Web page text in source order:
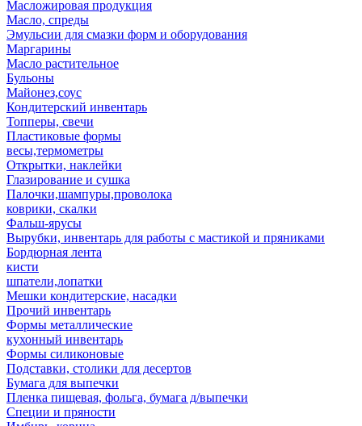
Масложировая продукция
Масло, спреды
Эмульсии для смазки форм и оборудования
Маргарины
Масло растительное
Бульоны
Майонез,соус
Кондитерский инвентарь
Топперы, свечи
Пластиковые формы
весы,термометры
Открытки, наклейки
Глазирование и сушка
Палочки,шампуры,проволока
коврики, скалки
Фальш-ярусы
Вырубки, инвентарь для работы с мастикой и пряниками
Бордюрная лента
кисти
шпатели,лопатки
Мешки кондитерские, насадки
Прочий инвентарь
Формы металлические
кухонный инвентарь
Формы силиконовые
Подставки, столики для десертов
Бумага для выпечки
Пленка пищевая, фольга, бумага д/выпечки
Специи и пряности